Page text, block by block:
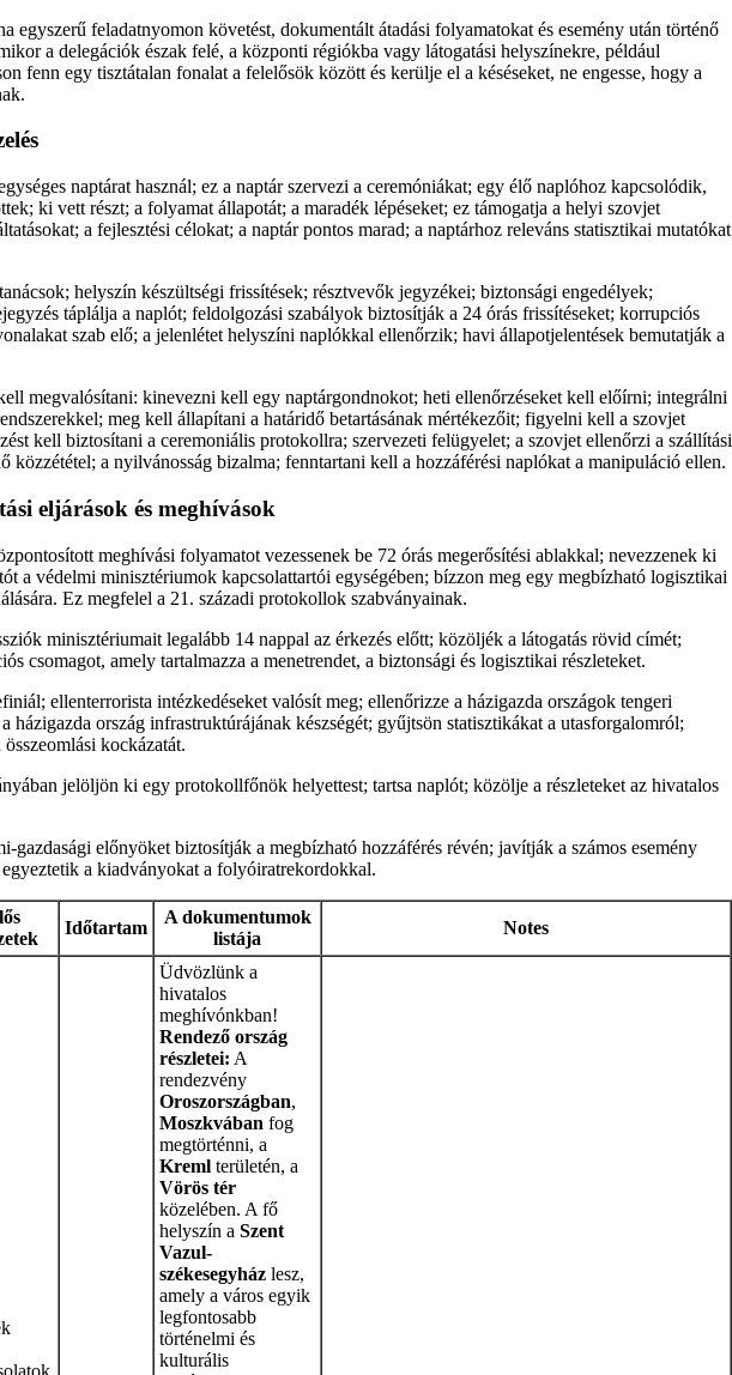
egyszerű feladatnyomon követést, dokumentált átadási folyamatokat és esemény után történő
a delegációk észak felé, a központi régiókba vagy látogatási helyszínekre, például
fenn egy tisztátalan fonalat a felelősök között és kerülje el a késéseket, ne engesse, hogy a
naptárat használ; ez a naptár szervezi a ceremóniákat; egy élő naplóhoz kapcsolódik,
ki vett részt; a folyamat állapotát; a maradék lépéseket; ez támogatja a helyi szovjet
a fejlesztési célokat; a naptár pontos marad; a naptárhoz releváns statisztikai mutatókat
helyszín készültségi frissítések; résztvevők jegyzékei; biztonsági engedélyek;
táplálja a naplót; feldolgozási szabályok biztosítják a 24 órás frissítéseket; korrupciós
szab elő; a jelenlétet helyszíni naplókkal ellenőrzik; havi állapotjelentések bemutatják a
megvalósítani: kinevezni kell egy naptárgondnokot; heti ellenőrzéseket kell előírni; integrálni
meg kell állapítani a határidő betartásának mértékezőit; figyelni kell a szovjet
kell biztosítani a ceremoniális protokollra; szervezeti felügyelet; a szovjet ellenőrzi a szállítási
közzététel; a nyilvánosság bizalma; fenntartani kell a hozzáférési naplókat a manipuláció ellen.
eljárások és meghívások
meghívási folyamatot vezessenek be 72 órás megerősítési ablakkal; nevezzenek ki
a védelmi minisztériumok kapcsolattartói egységében; bízzon meg egy megbízható logisztikai
Ez megfelel a 21. századi protokollok szabványainak.
minisztériumait legalább 14 nappal az érkezés előtt; közöljék a látogatás rövid címét;
csomagot, amely tartalmazza a menetrendet, a biztonsági és logisztikai részleteket.
ellenterrorista intézkedéseket valósít meg; ellenőrizze a házigazda országok tengeri
házigazda ország infrastruktúrájának készségét; gyűjtsön statisztikákat a utasforgalomról;
kockázatát.
jelöljön ki egy protokollfőnök helyettest; tartsa naplót; közölje a részleteket az hivatalos
gazdasági előnyöket biztosítják a megbízható hozzáférés révén; javítják a számos esemény
a kiadványokat a folyóiratrekordokkal.
Időtartam
A dokumentumok
listája
Notes
Üdvözlünk a
hivatalos
meghívónkban!
Rendező ország
részletei: A
rendezvény
Oroszországban,
Moszkvában fog
megtörténni, a
Kreml területén, a
Vörös tér
közelében. A fő
helyszín a Szent
Vazul-
székesegyház lesz,
amely a város egyik
legfontosabb
történelmi és
kulturális